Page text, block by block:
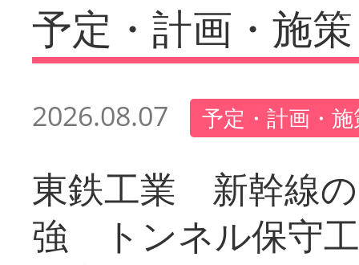
予定・計画・施策
2026.08.07 予定・計画・
東鉄工業 新幹線
強 トンネル保守